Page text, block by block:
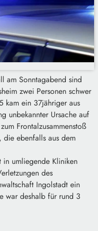
am Sonntagabend sind
zwei Personen schwer
kam ein 37jähriger aus
unbekannter Ursache auf
Frontalzusammenstoß
ebenfalls aus dem
in umliegende Kliniken
des
Ingolstadt ein
war deshalb für rund 3